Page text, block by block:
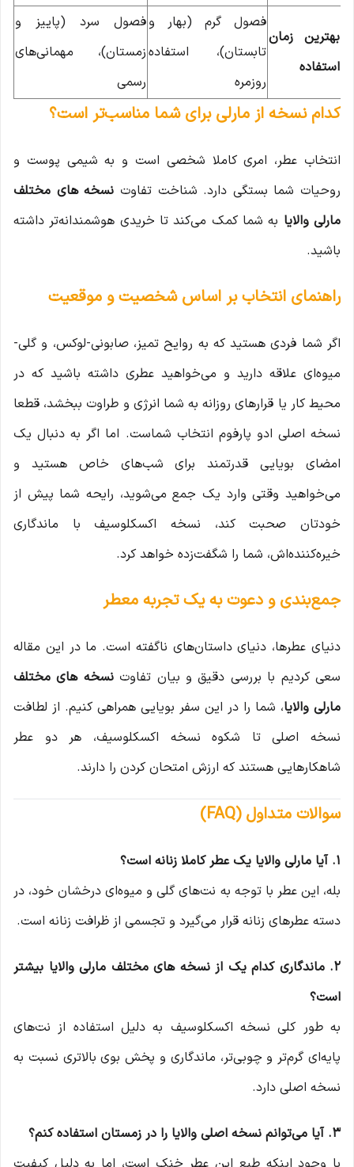
بهترین زمان
استفاده
فصول گرم (بهار و
تابستان)، استفاده
روزمره
فصول سرد (پاییز و
زمستان)، مهمانی‌های
رسمی
کدام نسخه از مارلی برای شما مناسب‌تر است؟
انتخاب عطر، امری کاملا شخصی است و به شیمی پوست و
روحیات شما بستگی دارد. شناخت تفاوت نسخه های مختلف
مارلی والایا به شما کمک می‌کند تا خریدی هوشمندانه‌تر داشته
باشید.
راهنمای انتخاب بر اساس شخصیت و موقعیت
اگر شما فردی هستید که به روایح تمیز، صابونی-لوکس، و گلی-
میوه‌ای علاقه دارید و می‌خواهید عطری داشته باشید که در
محیط کار یا قرارهای روزانه به شما انرژی و طراوت ببخشد، قطعا
نسخه اصلی ادو پارفوم انتخاب شماست. اما اگر به دنبال یک
امضای بویایی قدرتمند برای شب‌های خاص هستید و
می‌خواهید وقتی وارد یک جمع می‌شوید، رایحه شما پیش از
خودتان صحبت کند، نسخه اکسکلوسیف با ماندگاری
خیره‌کننده‌اش، شما را شگفت‌زده خواهد کرد.
جمع‌بندی و دعوت به یک تجربه معطر
دنیای عطرها، دنیای داستان‌های ناگفته است. ما در این مقاله
سعی کردیم با بررسی دقیق و بیان تفاوتنسخه های مختلف
مارلی والایا، شما را در این سفر بویایی همراهی کنیم. از لطافت
نسخه اصلی تا شکوه نسخه اکسکلوسیف، هر دو عطر
شاهکارهایی هستند که ارزش امتحان کردن را دارند.
سوالات متداول (FAQ)
۱. آیا مارلی والایا یک عطر کاملا زنانه است؟
بله، این عطر با توجه به نت‌های گلی و میوه‌ای درخشان خود، در
دسته عطرهای زنانه قرار می‌گیرد و تجسمی از ظرافت زنانه است.
۲. ماندگاری کدام یک از نسخه های مختلف مارلی والایا بیشتر
است؟
به طور کلی نسخه اکسکلوسیف به دلیل استفاده از نت‌های
پایه‌ای گرم‌تر و چوبی‌تر، ماندگاری و پخش بوی بالاتری نسبت به
نسخه اصلی دارد.
۳. آیا می‌توانم نسخه اصلی والایا را در زمستان استفاده کنم؟